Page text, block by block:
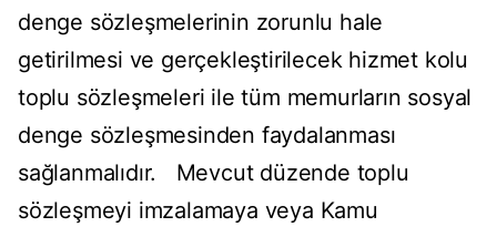
denge sözleşmelerinin zorunlu hale
getirilmesi ve gerçekleştirilecek hizmet kolu
toplu sözleşmeleri ile tüm memurların sosyal
denge sözleşmesinden faydalanması
sağlanmalıdır. Mevcut düzende toplu
sözleşmeyi imzalamaya veya Kamu